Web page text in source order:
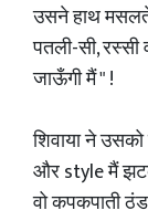
उसने हाथ
पतली-सी,
जाऊँगी मैं " !
शिवाया ने
और style मैं
वो कपकपाती